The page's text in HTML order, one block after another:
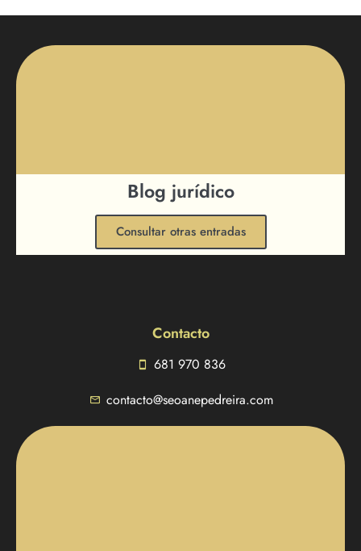
Blog jurídico
Consultar otras entradas
Contacto
681 970 836
contacto@seoanepedreira.com